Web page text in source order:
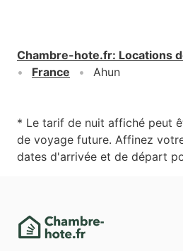
Chambre-hote.fr: Locations
France
Ahun
* Le tarif de nuit affiché peut
de voyage future. Affinez
dates d'arrivée et de départ